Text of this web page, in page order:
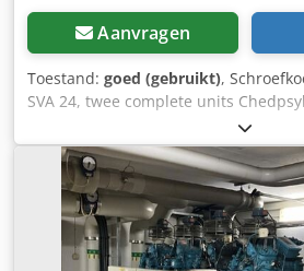
Aanvragen
Toestand: goed (gebruikt),
SVA 24, twee complete units
Bouwjaar: 1991 Gemaakt in
staat